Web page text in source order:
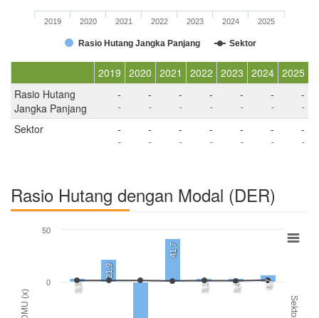
Rasio Hutang Jangka Panjang Sektor
2019 2020 2021 2022 2023 2024 2025
2019 2020 2021 2022 2023 2024 2025
Rasio Hutang
Jangka Panjang
-
-
-
-
-
-
-
-
-
-
-
-
-
-
Sektor -
-
-
-
-
-
-
-
-
-
-
-
-
-
Rasio Hutang dengan Modal (DER)
SDMU (x) Sektor
3,3
21,9
41,7
3,1 3,4 6,7
0
50